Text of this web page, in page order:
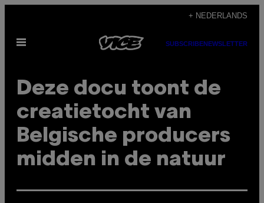
de
+ NEDERLANDS
Open
SUBSCRIBENEWSLETTER
Deze docu toont de
creatietocht van
Belgische producers
midden in de natuur